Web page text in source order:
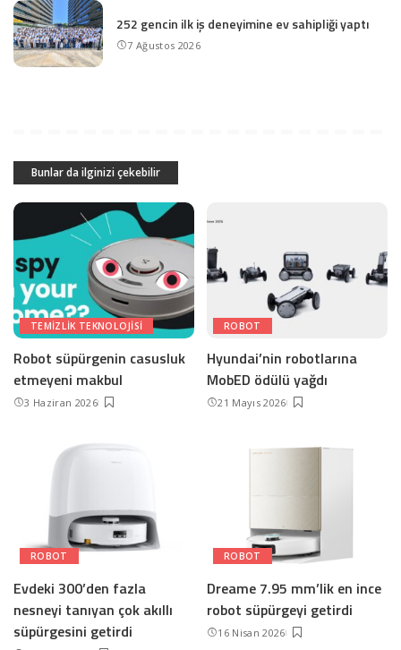
252 gencin ilk iş deneyimine ev sahipliği yaptı
7 Ağustos 2026
Bunlar da ilginizi çekebilir
TEMIZLIK TEKNOLOJISI
Robot süpürgenin casusluk
etmeyeni makbul
3 Haziran 2026
ROBOT
Hyundai’nin robotlarına
MobED ödülü yağdı
21 Mayıs 2026
ROBOT
Evdeki 300’den fazla
nesneyi tanıyan çok akıllı
süpürgesini getirdi
ROBOT
Dreame 7.95 mm’lik en ince
robot süpürgeyi getirdi
16 Nisan 2026